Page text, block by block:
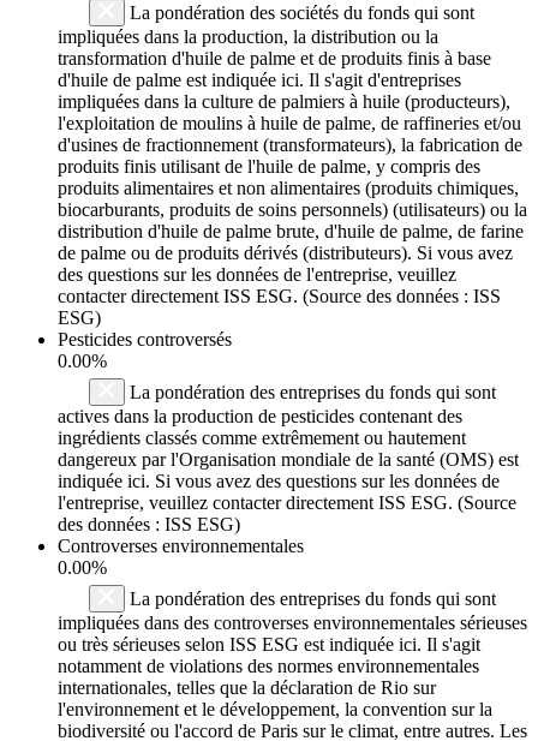
La pondération des sociétés du fonds qui sont
impliquées dans la production, la distribution ou la
transformation d'huile de palme et de produits finis à base
d'huile de palme est indiquée ici. Il s'agit d'entreprises
impliquées dans la culture de palmiers à huile (producteurs),
l'exploitation de moulins à huile de palme, de raffineries et/ou
d'usines de fractionnement (transformateurs), la fabrication de
produits finis utilisant de l'huile de palme, y compris des
produits alimentaires et non alimentaires (produits chimiques,
biocarburants, produits de soins personnels) (utilisateurs) ou la
distribution d'huile de palme brute, d'huile de palme, de farine
de palme ou de produits dérivés (distributeurs). Si vous avez
des questions sur les données de l'entreprise, veuillez
contacter directement ISS ESG. (Source des données : ISS
ESG)
Pesticides controversés
0.00%
La pondération des entreprises du fonds qui sont
actives dans la production de pesticides contenant des
ingrédients classés comme extrêmement ou hautement
dangereux par l'Organisation mondiale de la santé (OMS) est
indiquée ici. Si vous avez des questions sur les données de
l'entreprise, veuillez contacter directement ISS ESG. (Source
des données : ISS ESG)
Controverses environnementales
0.00%
La pondération des entreprises du fonds qui sont
impliquées dans des controverses environnementales sérieuses
ou très sérieuses selon ISS ESG est indiquée ici. Il s'agit
notamment de violations des normes environnementales
internationales, telles que la déclaration de Rio sur
l'environnement et le développement, la convention sur la
biodiversité ou l'accord de Paris sur le climat, entre autres. Les